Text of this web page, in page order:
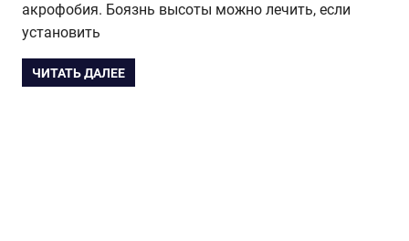
акрофобия. Боязнь высоты можно лечить, если
установить
ЧИТАТЬ ДАЛЕЕ